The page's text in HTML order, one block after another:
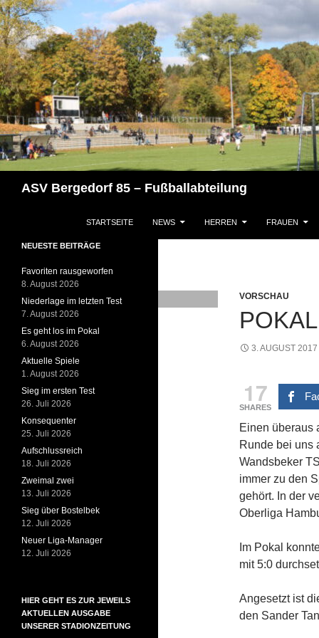
Zum
Inhalt
springen
ASV Bergedorf 85 – Fußballabteilung
STARTSEITE NEWS HERREN FRAUEN
VORSCHAU
3. AUGUST 2017
17
SHARES
Einen überaus
Runde bei uns
Wandsbeker
immer zu den
gehört. In der
Oberliga
Im Pokal
mit 5:0
Angesetzt ist
den Sander
NEUESTE BEITRÄGE
Favoriten rausgeworfen
8. August 2026
Niederlage im letzten Test
7. August 2026
Es geht los im Pokal
6. August 2026
Aktuelle Spiele
1. August 2026
Sieg im ersten Test
26. Juli 2026
Konsequenter
25. Juli 2026
Aufschlussreich
18. Juli 2026
Zweimal zwei
13. Juli 2026
Sieg über Bostelbek
12. Juli 2026
Neuer Liga-Manager
12. Juli 2026
HIER GEHT ES ZUR JEWEILS
AKTUELLEN AUSGABE
UNSERER STADIONZEITUNG